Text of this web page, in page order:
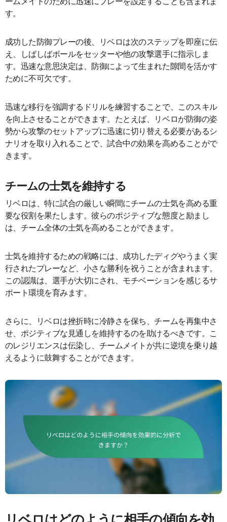
す。
成功した防御プレーの後、リベロは次のステップを即座に伝
え、しばしばボールをセッターや他の攻撃選手に指示しま
す。迅速な意思決定は、防御によって生まれた隙間を活かす
ために不可欠です。
迅速な移行を強調するドリルを練習することで、このスキル
を向上させることができます。たとえば、リベロが防御の姿
勢から攻撃のセットアップに迅速に切り替える必要があるシ
ナリオを取り入れることで、試合中の効果を高めることがで
きます。
チームの士気を維持する
リベロは、特に試合の厳しい瞬間にチームの士気を高める重
要な役割を果たします。彼らのポジティブな態度と励まし
は、チーム全体の士気を高めることができます。
士気を維持するための戦略には、成功したディグやうまく実
行されたプレーなど、小さな勝利を祝うことが含まれます。
この認識は、選手が大切にされ、モチベーションを感じるサ
ポート環境を育みます。
さらに、リベロは挫折時に冷静さを保ち、チームを再集中さ
せ、ポジティブな見通しを維持するのを助けるべきです。こ
のレジリエンスは伝染し、チームメイトが共に逆境を乗り越
えるように鼓舞することができます。